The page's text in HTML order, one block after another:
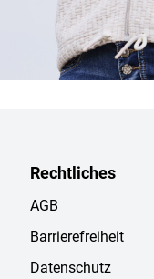
Rechtliches
AGB
Barrierefreiheit
Datenschutz